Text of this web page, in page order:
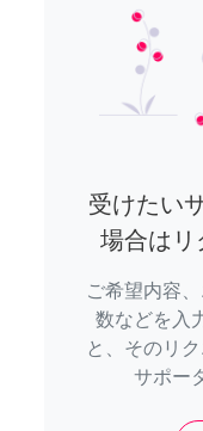
受けたい
場合はリ
ご希望内容
数などを入
と、そのリ
サポー